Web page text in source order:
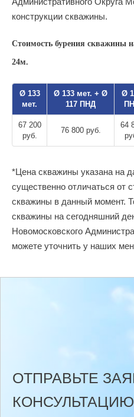
конструкции скважины.
Стоимость бурения скважины
24м.
Ø 133
мет.
Ø 133 мет. + Ø
117 ПНД
Ø
67 200
руб.
76 800 руб.
64
*Цена скважины указана на
существенно отличаться от
скважины в данный момент.
скважины на сегодняшний
Новомосковского
можете уточнить у наших
ОТПРАВЬТЕ
КОНСУЛЬТАЦИЮ